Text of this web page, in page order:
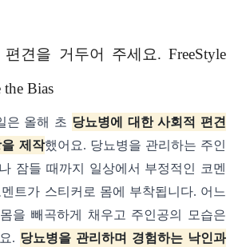
견을 거두어 주세요. FreeStyle
the Bias
은 올해 초 당뇨병에 대한 사회적 편견
제작했어요. 당뇨병을 관리하는 주인
잠들 때까지 일상에서 부정적인 코멘
트가 스티커로 몸에 부착됩니다. 어느
을 빼곡하게 채우고 주인공의 모습은
. 당뇨병을 관리하며 경험하는 낙인과